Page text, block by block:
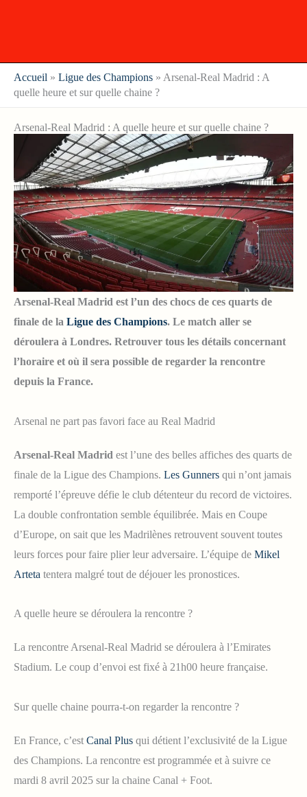
Accueil » Ligue des Champions » Arsenal-Real Madrid : A
quelle heure et sur quelle chaine ?
Arsenal-Real Madrid : A quelle heure et sur quelle chaine ?
Arsenal-Real Madrid est l’un des chocs de ces quarts de
finale de la Ligue des Champions. Le match aller se
déroulera à Londres. Retrouver tous les détails concernant
l’horaire et où il sera possible de regarder la rencontre
depuis la France.
Arsenal ne part pas favori face au Real Madrid
Arsenal-Real Madrid est l’une des belles affiches des quarts de
finale de la Ligue des Champions. Les Gunners qui n’ont jamais
remporté l’épreuve défie le club détenteur du record de victoires.
La double confrontation semble équilibrée. Mais en Coupe
d’Europe, on sait que les Madrilènes retrouvent souvent toutes
leurs forces pour faire plier leur adversaire. L’équipe de Mikel
Arteta tentera malgré tout de déjouer les pronostices.
A quelle heure se déroulera la rencontre ?
La rencontre Arsenal-Real Madrid se déroulera à l’Emirates
Stadium. Le coup d’envoi est fixé à 21h00 heure française.
Sur quelle chaine pourra-t-on regarder la rencontre ?
En France, c’estCanal Plus qui détient l’exclusivité de la Ligue
des Champions. La rencontre est programmée et à suivre ce
mardi 8 avril 2025 sur la chaine Canal + Foot.